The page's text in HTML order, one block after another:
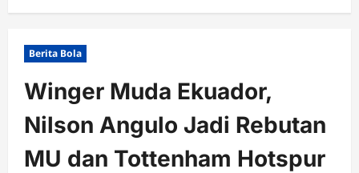
Berita Bola
Winger Muda Ekuador,
Nilson Angulo Jadi Rebutan
MU dan Tottenham Hotspur